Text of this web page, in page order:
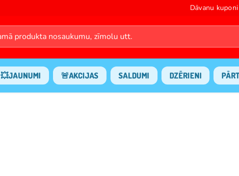
Dāvanu kuponi
💥JAUNUMI 🚨AKCIJAS SALDUMI DZĒRIENI